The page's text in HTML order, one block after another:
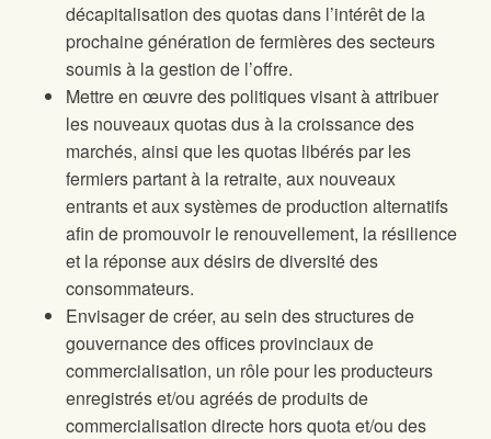
décapitalisation des quotas dans l’intérêt de la
prochaine génération de fermières des secteurs
soumis à la gestion de l’offre.
Mettre en œuvre des politiques visant à attribuer
les nouveaux quotas dus à la croissance des
marchés, ainsi que les quotas libérés par les
fermiers partant à la retraite, aux nouveaux
entrants et aux systèmes de production alternatifs
afin de promouvoir le renouvellement, la résilience
et la réponse aux désirs de diversité des
consommateurs.
Envisager de créer, au sein des structures de
gouvernance des offices provinciaux de
commercialisation, un rôle pour les producteurs
enregistrés et/ou agréés de produits de
commercialisation directe hors quota et/ou des